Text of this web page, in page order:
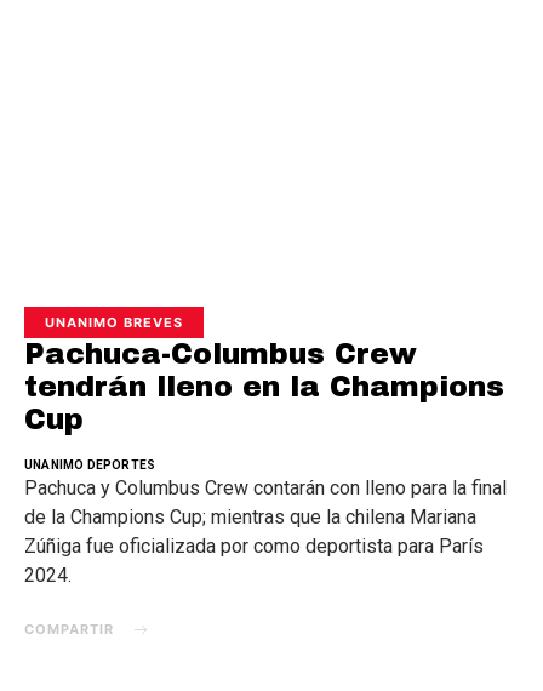
UNANIMO BREVES
Pachuca-Columbus Crew
tendrán lleno en la Champions
Cup
UNANIMO DEPORTES
Pachuca y Columbus Crew contarán con lleno para la final
de la Champions Cup; mientras que la chilena Mariana
Zúñiga fue oficializada por como deportista para París
2024.
COMPARTIR